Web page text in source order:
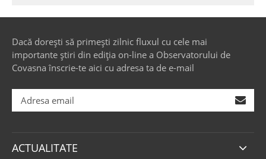
Dacă dorești să primești zilnic fluxul cu cele mai
importante știri din ediția on-line a Observatorului de
Covasna înscrie-te aici cu adresa ta de e-mail
ACTUALITATE